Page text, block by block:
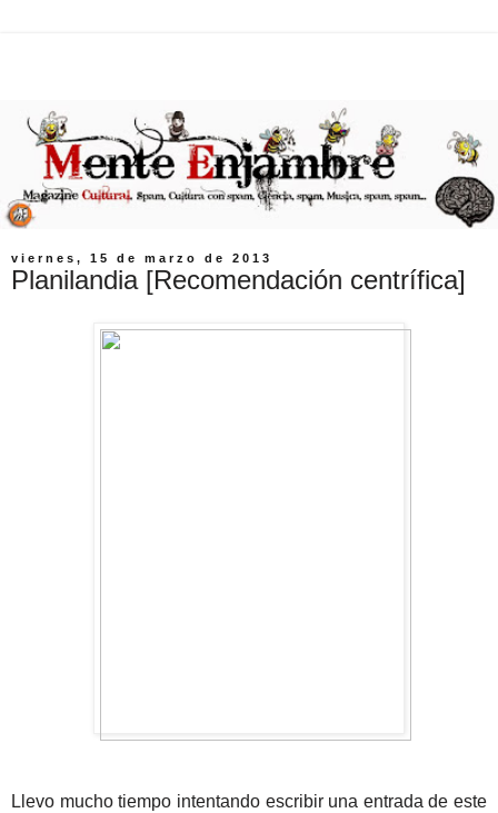
viernes, 15 de marzo de 2013
Planilandia [Recomendación centrífica]
Llevo mucho tiempo intentando escribir una entrada de este